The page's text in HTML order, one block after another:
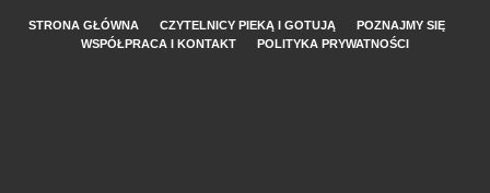
STRONA GŁÓWNA CZYTELNICY PIEKĄ I GOTUJĄ
POZNAJMY SIĘ
WSPÓŁPRACA I KONTAKT
POLITYKA PRYWATNOŚCI